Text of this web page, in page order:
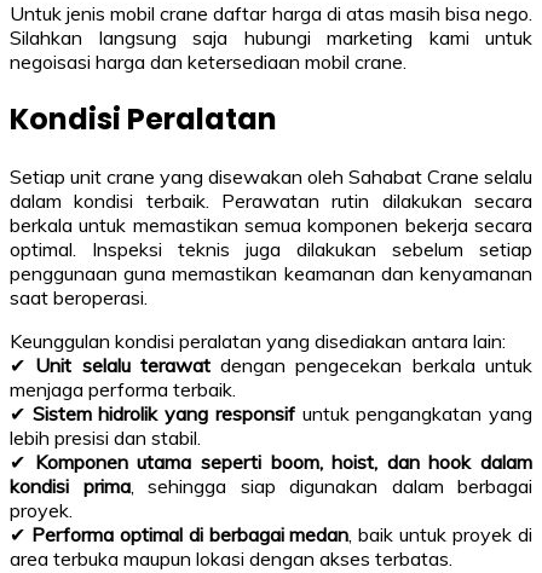
Untuk jenis mobil crane daftar harga di atas masih bisa nego.
Silahkan langsung saja hubungi marketing kami untuk
negoisasi harga dan ketersediaan mobil crane.
Kondisi Peralatan
Setiap unit crane yang disewakan oleh Sahabat Crane selalu
dalam kondisi terbaik. Perawatan rutin dilakukan secara
berkala untuk memastikan semua komponen bekerja secara
optimal. Inspeksi teknis juga dilakukan sebelum setiap
penggunaan guna memastikan keamanan dan kenyamanan
saat beroperasi.
Keunggulan kondisi peralatan yang disediakan antara lain:
✔ Unit selalu terawatdengan pengecekan berkala untuk
menjaga performa terbaik.
✔ Sistem hidrolik yang responsifuntuk pengangkatan yang
lebih presisi dan stabil.
✔ Komponen utama seperti boom, hoist, dan hook dalam
kondisi prima, sehingga siap digunakan dalam berbagai
proyek.
✔ Performa optimal di berbagai medan, baik untuk proyek di
area terbuka maupun lokasi dengan akses terbatas.